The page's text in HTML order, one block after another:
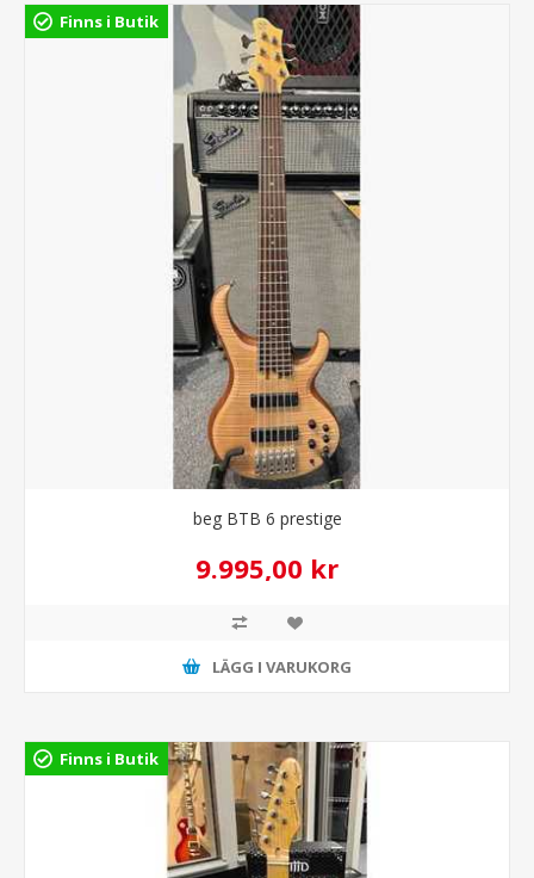
Finns i Butik
beg BTB 6 prestige
9.995,00 kr
LÄGG I VARUKORG
Finns i Butik